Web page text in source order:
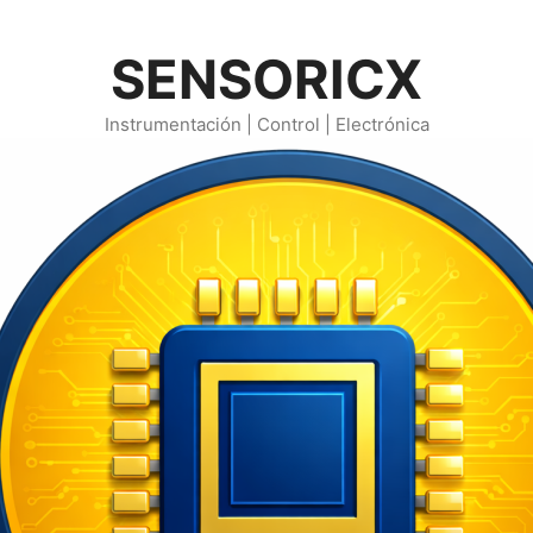
SENSORICX
Instrumentación | Control | Electrónica